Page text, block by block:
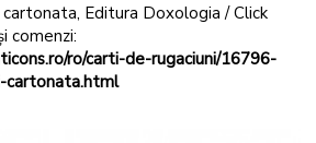
Editura Doxologia / Click
comenzi:
ro/carti-de-rugaciuni/16796-
cartonata.html